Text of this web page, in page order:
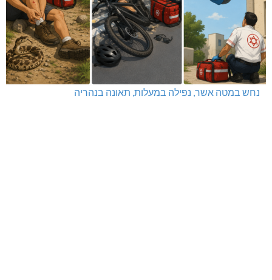
נחש במטה אשר, נפילה במעלות, תאונה בנהריה